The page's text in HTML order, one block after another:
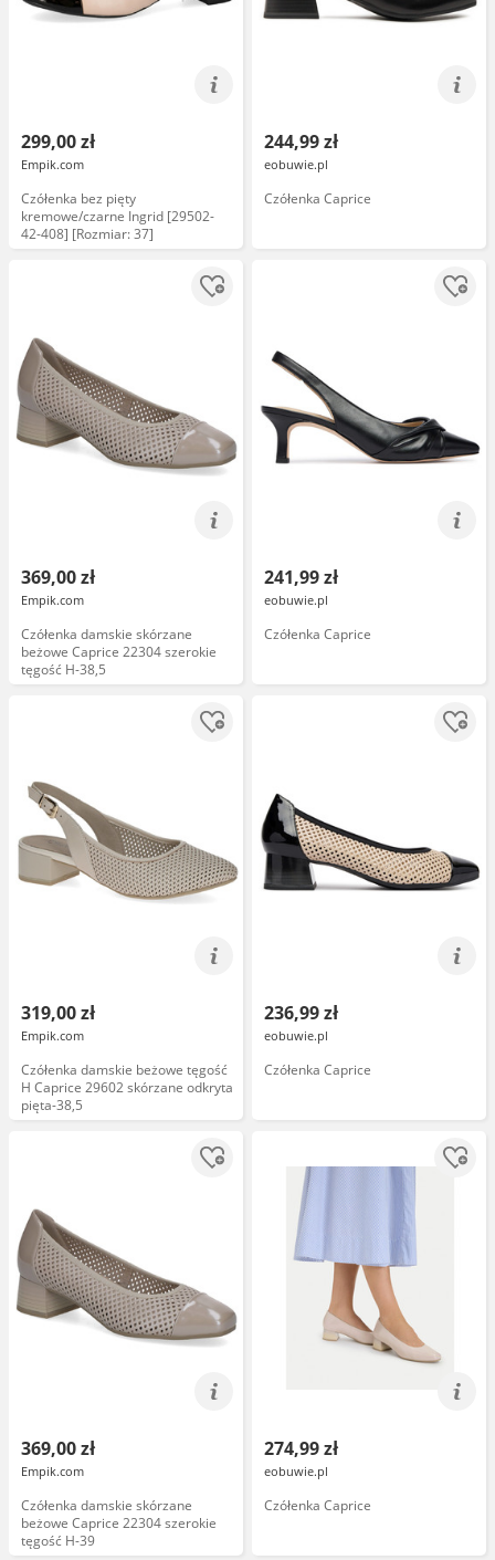
299,00 zł
Empik.com
Czółenka bez pięty
kremowe/czarne Ingrid [29502-
42-408] [Rozmiar: 37]
244,99 zł
eobuwie.pl
Czółenka Caprice
369,00 zł
Empik.com
Czółenka damskie skórzane
beżowe Caprice 22304 szerokie
tęgość H-38,5
241,99 zł
eobuwie.pl
Czółenka Caprice
319,00 zł
Empik.com
Czółenka damskie beżowe tęgość
H Caprice 29602 skórzane odkryta
pięta-38,5
236,99 zł
eobuwie.pl
Czółenka Caprice
369,00 zł
Empik.com
Czółenka damskie skórzane
beżowe Caprice 22304 szerokie
tęgość H-39
274,99 zł
eobuwie.pl
Czółenka Caprice